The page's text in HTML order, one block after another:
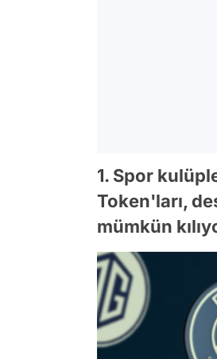
1. Spor
Token'ları,
mümkün